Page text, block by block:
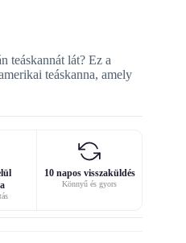
teáskannát lát? Ez a
teáskanna, amely
10 napos visszaküldés
Könnyű és gyors